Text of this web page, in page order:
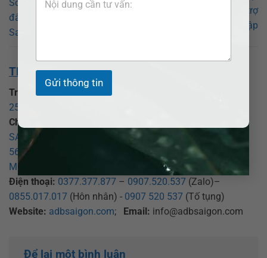
Gửi thông tin
Sơn Nhì sau sáp nhập ở
đâu? Luật sư giỏi Adb
Saigon
phường Tam Bình – Hỗ trợ
pháp lý kịp thời sau sáp nhập
THÔNG TIN VỀ CHÚNG TÔI:
Trụ sở chính:
CÔNG TY LUẬT TNHH ADB SAIGON
25 Đồng Xoài, phường Tân Bình, TP Hồ Chí Minh
Chi nhánh Bình Dương:
SAIGON – CHI NHÁNH BÌNH DƯƠNG
569 Đại lộ Bình Dương, phường Thủ Dầu Một, TP Hồ Chí
Minh
Điện thoại: 0377.377.877 – 0907.520.537 (Zalo)–
0855.017.017 (Hôn nhân) - 0907 520 537 (Tố tụng)
Website: adbsaigon.com; Email: info@adbsaigon.com
Để lại một bình luận